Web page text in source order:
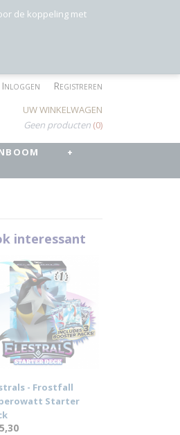
Inloggen Registreren
UW WINKELWAGEN
Geen producten (0)
+
interessant
- Frostfall
Starter
de koppeling met